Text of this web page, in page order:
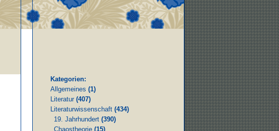
Kategorien:
Allgemeines (1)
Literatur (407)
Literaturwissenschaft (434)
19. Jahrhundert (390)
Chaostheorie (15)